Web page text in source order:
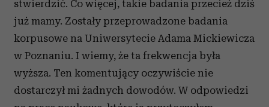
stwierdzić. Co więcej, takie badania przecież dziś
już mamy. Zostały przeprowadzone badania
korpusowe na Uniwersytecie Adama Mickiewicza
w Poznaniu. I wiemy, że ta frekwencja była
wyższa. Ten komentujący oczywiście nie
dostarczył mi żadnych dowodów. W odpowiedzi